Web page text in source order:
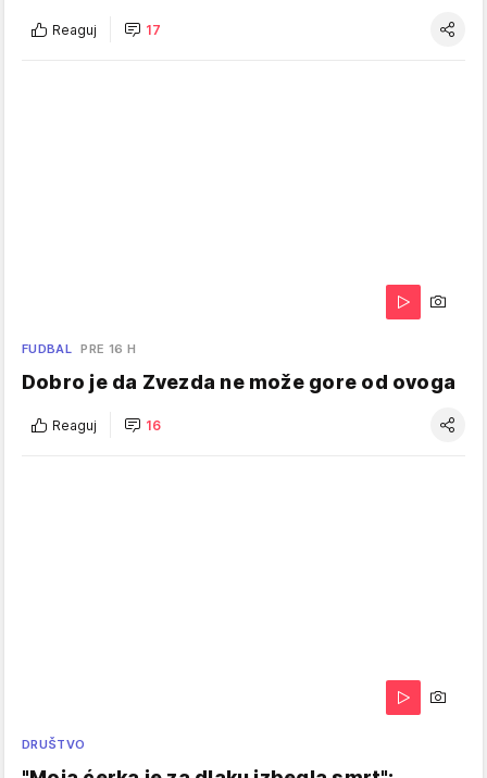
Reaguj 17
FUDBAL PRE 16 H
Dobro je da Zvezda ne može gore od ovoga
Reaguj 16
DRUŠTVO